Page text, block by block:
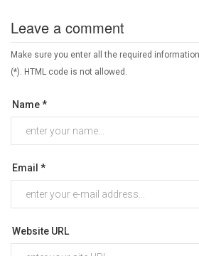
Leave a comment
Make sure you enter all the required
(*). HTML code is not allowed.
Name *
Email *
Website URL